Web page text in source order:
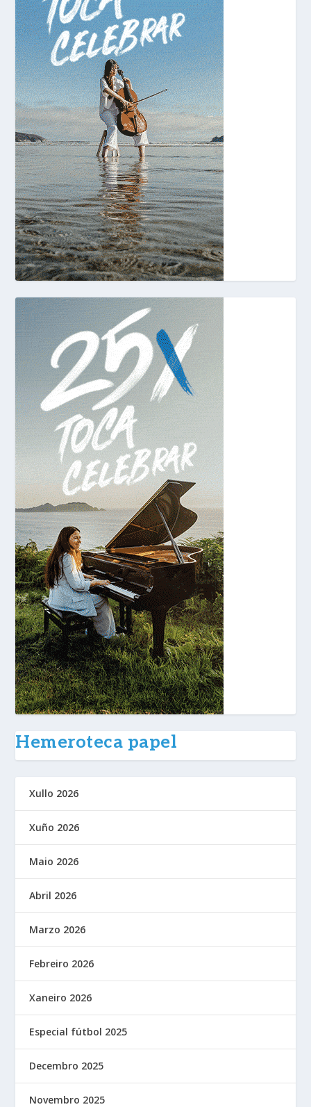
Hemeroteca papel
Xullo 2026
Xuño 2026
Maio 2026
Abril 2026
Marzo 2026
Febreiro 2026
Xaneiro 2026
Especial fútbol 2025
Decembro 2025
Novembro 2025